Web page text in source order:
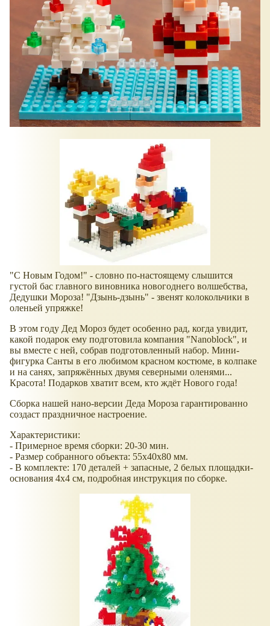
"С Новым Годом!" - словно по-настоящему слышится
густой бас главного виновника новогоднего волшебства,
Дедушки Мороза! "Дзынь-дзынь" - звенят колокольчики в
оленьей упряжке!
В этом году Дед Мороз будет особенно рад, когда увидит,
какой подарок ему подготовила компания "Nanoblock", и
вы вместе с ней, собрав подготовленный набор. Мини-
фигурка Санты в его любимом красном костюме, в колпаке
и на санях, запряжённых двумя северными оленями...
Красота! Подарков хватит всем, кто ждёт Нового года!
Сборка нашей нано-версии Деда Мороза гарантированно
создаст праздничное настроение.
Характеристики:
- Примерное время сборки: 20-30 мин.
- Размер собранного объекта: 55х40х80 мм.
- В комплекте: 170 деталей + запасные, 2 белых площадки-
основания 4х4 см, подробная инструкция по сборке.